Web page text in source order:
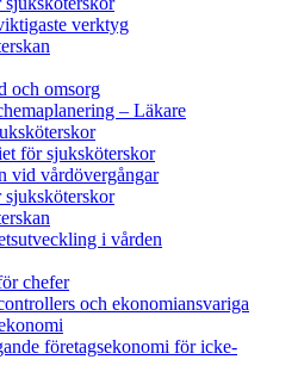
verktyg
och omsorg
– Läkare
för sjuksköterskor
vid vårdövergångar
sjuksköterskor
i vården
chefer
och ekonomiansvariga
företagsekonomi för icke-